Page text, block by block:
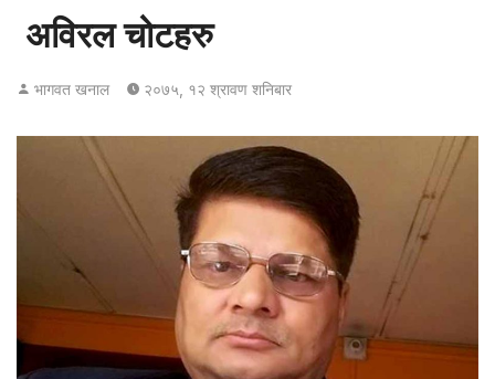
अविरल चोटहरु
भागवत खनाल २०७५, १२ श्रावण शनिबार